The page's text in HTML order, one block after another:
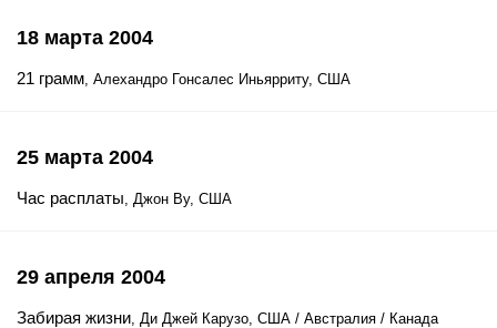
18 марта 2004
21 грамм, Алехандро Гонсалес Иньярриту, США
25 марта 2004
Час расплаты, Джон Ву, США
29 апреля 2004
Забирая жизни, Ди Джей Карузо, США / Австралия / Канада